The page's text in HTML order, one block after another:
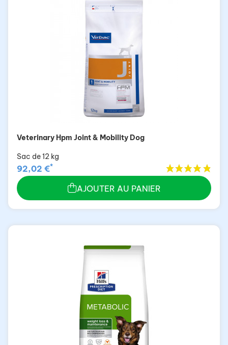
Veterinary Hpm Joint & Mobility Dog
Sac de 12 kg
92,02 €*
AJOUTER AU PANIER